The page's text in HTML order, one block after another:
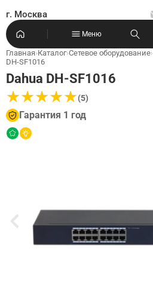
г. Москва
Меню
Главная›Каталог›Сетевое оборудование›
DH-SF1016
Dahua DH-SF1016
★★★★★
★★★★★(5)
Гарантия 1 год